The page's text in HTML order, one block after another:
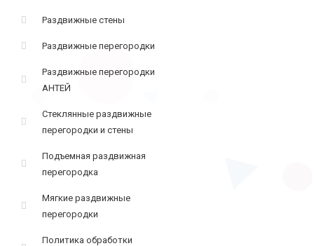
Раздвижные стены
Раздвижные перегородки
Раздвижные перегородки
АНТЕЙ
Стеклянные раздвижные
перегородки и стены
Подъемная раздвижная
перегородка
Мягкие раздвижные
перегородки
Политика обработки